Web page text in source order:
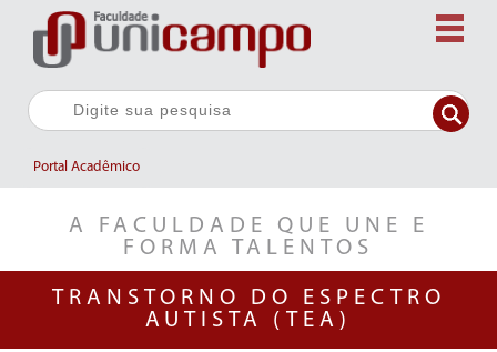
Portal Acadêmico
A FACULDADE QUE UNE E
FORMA TALENTOS
TRANSTORNO DO ESPECTRO
AUTISTA (TEA)